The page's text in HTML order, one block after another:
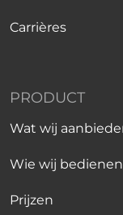
Carrières
PRODUCT
Wat wij
Wie wij bedienen
Prijzen